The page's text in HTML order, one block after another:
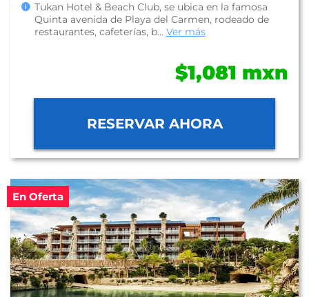
Tukan Hotel & Beach Club, se ubica en la famosa
Quinta avenida de Playa del Carmen, rodeado de
restaurantes, cafeterías, b... Ver más
$1,081 mxn
RESERVAR AHORA
En Oferta